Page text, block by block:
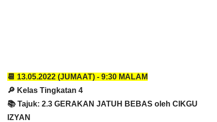
📆 13.05.2022 (JUMAAT) - 9:30 MALAM
🔎 Kelas Tingkatan 4
📚 Tajuk: 2.3 GERAKAN JATUH BEBAS oleh CIKGU
IZYAN